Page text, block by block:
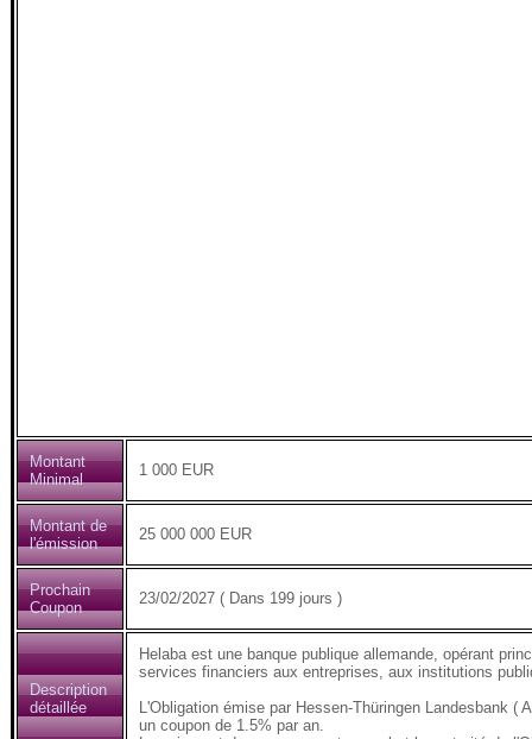
Montant
Minimal
1 000 EUR
Montant de
l'émission
25 000 000 EUR
Prochain
Coupon
23/02/2027 ( Dans 199 jours )
Description
détaillée
Helaba est une banque publique allemande, opérant
services financiers aux entreprises, aux institutions
L'Obligation émise par Hessen-Thüringen Landesbank
un coupon de 1.5% par an.